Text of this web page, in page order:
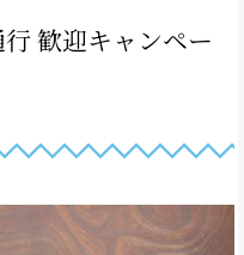
歓迎キャンペー